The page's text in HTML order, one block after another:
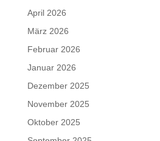
April 2026
März 2026
Februar 2026
Januar 2026
Dezember 2025
November 2025
Oktober 2025